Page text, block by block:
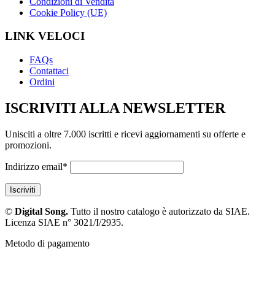
Cookie Policy (UE)
LINK VELOCI
FAQs
Contattaci
Ordini
ISCRIVITI ALLA NEWSLETTER
Unisciti a oltre 7.000 iscritti e ricevi aggiornamenti su offerte e
promozioni.
Indirizzo email*
© Digital Song. Tutto il nostro catalogo è autorizzato da SIAE.
Licenza SIAE n° 3021/I/2935.
Metodo di pagamento